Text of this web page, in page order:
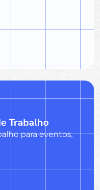
Trabalho
para eventos,